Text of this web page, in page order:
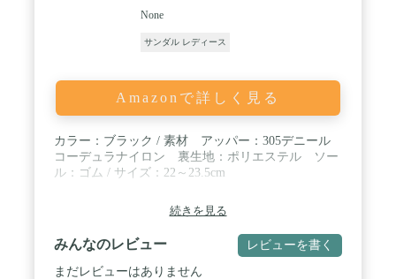
None
サンダル レディース
Amazonで詳しく見る
カラー：ブラック / 素材 アッパー：305デニール
コーデュラナイロン 裏生地：ポリエステル ソー
ル：ゴム / サイズ：22～23.5cm
続きを見る
みんなのレビュー レビューを書く
まだレビューはありません